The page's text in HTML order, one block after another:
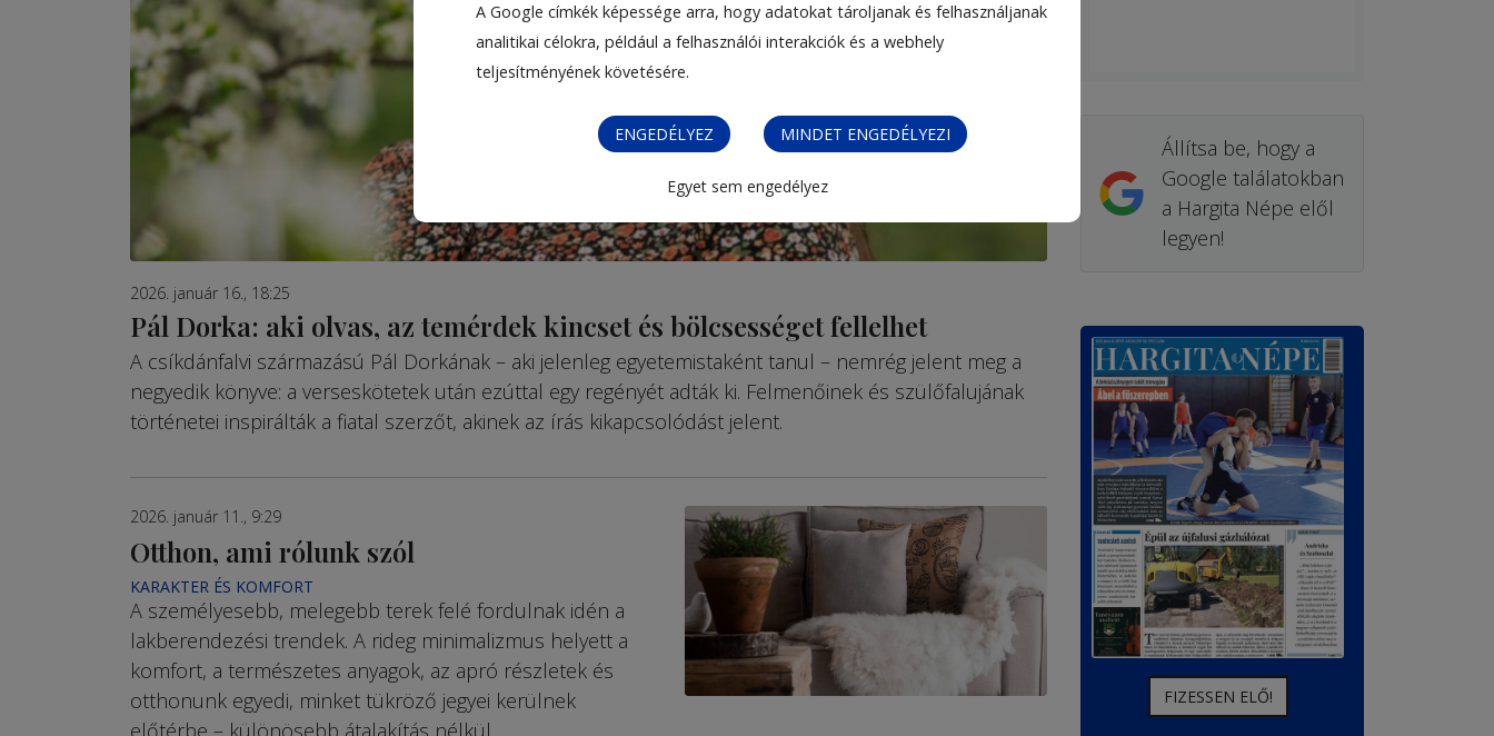
A Google címkék képessége arra, hogy adatokat tároljanak és felhasználjanak
analitikai célokra, például a felhasználói interakciók és a webhely
teljesítményének követésére.
ENGEDÉLYEZ MINDET ENGEDÉLYEZI
Egyet sem engedélyez
2026. január 16., 18:25
Pál Dorka: aki olvas, az temérdek kincset és bölcsességet fellelhet
A csíkdánfalvi származású Pál Dorkának – aki jelenleg egyetemistaként tanul – nemrég jelent meg a
negyedik könyve: a verseskötetek után ezúttal egy regényét adták ki. Felmenőinek és szülőfalujának
történetei inspirálták a fiatal szerzőt, akinek az írás kikapcsolódást jelent.
2026. január 11., 9:29
Otthon, ami rólunk szól
KARAKTER ÉS KOMFORT
A személyesebb, melegebb terek felé fordulnak idén a
lakberendezési trendek. A rideg minimalizmus helyett a
komfort, a természetes anyagok, az apró részletek és
otthonunk egyedi, minket tükröző jegyei kerülnek
előtérbe – különösebb átalakítás nélkül.
Állítsa be, hogy a
Google találatokban
a Hargita Népe elől
legyen!
FIZESSEN ELŐ!